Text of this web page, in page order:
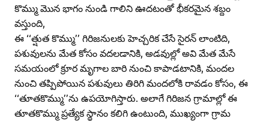
కొమ్ము మొన భాగం నుండి గాలిని ఊదటంతో భీకరమైన శబ్దం
వస్తుంది,
ఈ ‘‘త్షుత కొమ్ము’’ గిరిజనులకు హెచ్చరిక చేసే సైరన్‌ లాంటిది,
పశువులను మేత కోసం వదలడానికి, అడవుల్లో అవి మేత మేసే
సమయంలో క్రూర మృగాల బారి నుంచి కాపాడటానికి, మందల
నుంచి తప్పిపోయిన పశువులు తిరిగి మందలోకి రావడం కోసం, ఈ
‘‘తూతకొమ్ము’’ను ఉపయోగిస్తారు. అలాగే గిరిజన గ్రామాల్లో ఈ
తూతకొమ్ము ప్రత్యేక స్థానం కలిగి ఉంటుంది, ముఖ్యంగా గ్రామ